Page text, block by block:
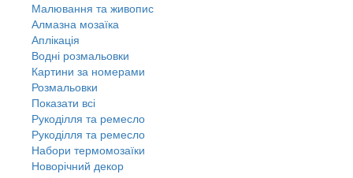
Малювання та живопис
Алмазна мозаїка
Аплікація
Водні розмальовки
Картини за номерами
Розмальовки
Показати всі
Рукоділля та ремесло
Рукоділля та ремесло
Набори термомозаїки
Новорічний декор